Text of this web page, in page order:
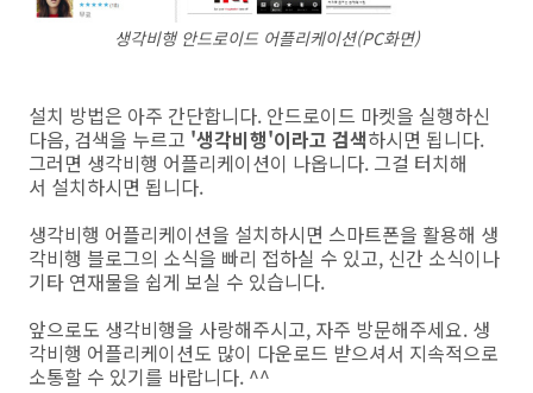
생각비행 안드로이드 어플리케이션(PC화면)
설치 방법은 아주 간단합니다. 안드로이드 마켓을 실행하신
다음, 검색을 누르고 '생각비행'이라고 검색하시면 됩니다.
그러면 생각비행 어플리케이션이 나옵니다. 그걸 터치해
서 설치하시면 됩니다.
생각비행 어플리케이션을 설치하시면 스마트폰을 활용해 생
각비행 블로그의 소식을 빠리 접하실 수 있고, 신간 소식이나
기타 연재물을 쉽게 보실 수 있습니다.
앞으로도 생각비행을 사랑해주시고, 자주 방문해주세요. 생
각비행 어플리케이션도 많이 다운로드 받으셔서 지속적으로
소통할 수 있기를 바랍니다. ^^